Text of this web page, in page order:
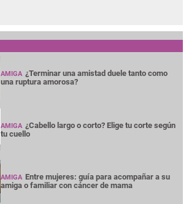
AMIGA ¿Terminar una amistad duele tanto como
una ruptura amorosa?
AMIGA ¿Cabello largo o corto? Elige tu corte según
tu cuello
AMIGA Entre mujeres: guía para acompañar a su
amiga o familiar con cáncer de mama